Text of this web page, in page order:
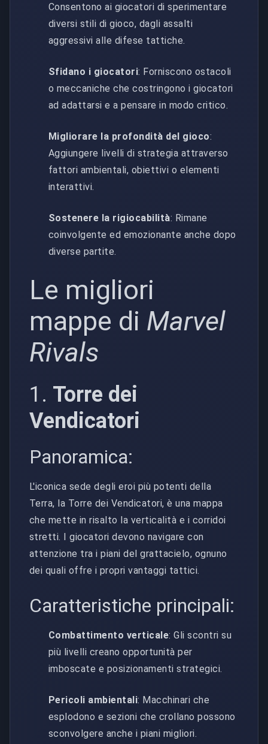
Consentono ai giocatori di sperimentare
diversi stili di gioco, dagli assalti
aggressivi alle difese tattiche.
Sfidano i giocatori: Forniscono ostacoli
o meccaniche che costringono i giocatori
ad adattarsi e a pensare in modo critico.
Migliorare la profondità del gioco:
Aggiungere livelli di strategia attraverso
fattori ambientali, obiettivi o elementi
interattivi.
Sostenere la rigiocabilità: Rimane
coinvolgente ed emozionante anche dopo
diverse partite.
Le migliori
mappe di Marvel
Rivals
1. Torre dei
Vendicatori
Panoramica:
L'iconica sede degli eroi più potenti della
Terra, la Torre dei Vendicatori, è una mappa
che mette in risalto la verticalità e i corridoi
stretti. I giocatori devono navigare con
attenzione tra i piani del grattacielo, ognuno
dei quali offre i propri vantaggi tattici.
Caratteristiche principali:
Combattimento verticale: Gli scontri su
più livelli creano opportunità per
imboscate e posizionamenti strategici.
Pericoli ambientali: Macchinari che
esplodono e sezioni che crollano possono
sconvolgere anche i piani migliori.